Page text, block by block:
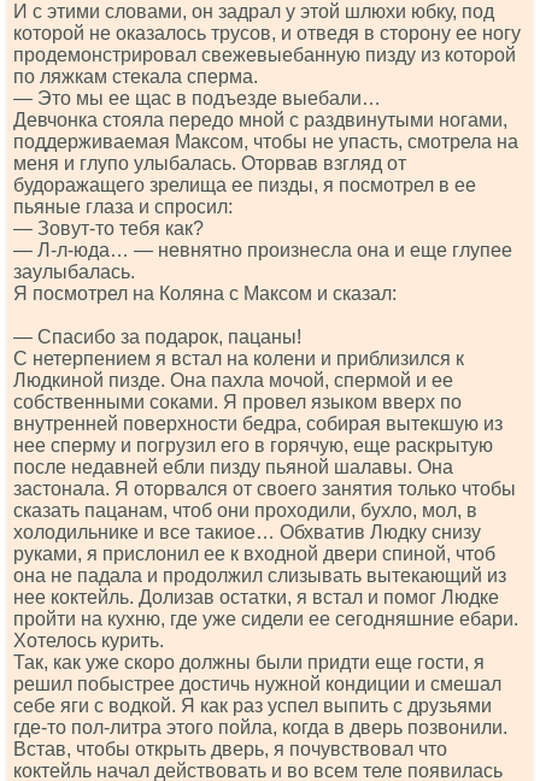
И с этими словами, он задрал у этой шлюхи юбку, под
которой не оказалось трусов, и отведя в сторону ее ногу
продемонстрировал свежевыебанную пизду из которой
по ляжкам стекала сперма.
— Это мы ее щас в подъезде выебали…
Девчонка стояла передо мной с раздвинутыми ногами,
поддерживаемая Максом, чтобы не упасть, смотрела на
меня и глупо улыбалась. Оторвав взгляд от
будоражащего зрелища ее пизды, я посмотрел в ее
пьяные глаза и спросил:
— Зовут-то тебя как?
— Л-л-юда… — невнятно произнесла она и еще глупее
заулыбалась.
Я посмотрел на Коляна с Максом и сказал:
— Спасибо за подарок, пацаны!
С нетерпением я встал на колени и приблизился к
Людкиной пизде. Она пахла мочой, спермой и ее
собственными соками. Я провел языком вверх по
внутренней поверхности бедра, собирая вытекшую из
нее сперму и погрузил его в горячую, еще раскрытую
после недавней ебли пизду пьяной шалавы. Она
застонала. Я оторвался от своего занятия только чтобы
сказать пацанам, чтоб они проходили, бухло, мол, в
холодильнике и все такиое… Обхватив Людку снизу
руками, я прислонил ее к входной двери спиной, чтоб
она не падала и продолжил слизывать вытекающий из
нее коктейль. Долизав остатки, я встал и помог Людке
пройти на кухню, где уже сидели ее сегодняшние ебари.
Хотелось курить.
Так, как уже скоро должны были придти еще гости, я
решил побыстрее достичь нужной кондиции и смешал
себе яги с водкой. Я как раз успел выпить с друзьями
где-то пол-литра этого пойла, когда в дверь позвонили.
Встав, чтобы открыть дверь, я почувствовал что
коктейль начал действовать и во всем теле появилась